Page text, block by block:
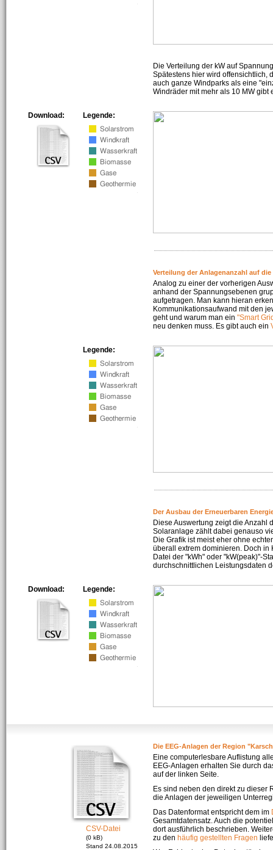
Die Verteilung der kW auf
Spätestens hier wird offensichtlich,
auch ganze Windparks als eine
Windräder mit mehr als 10 MW gibt
Legende:
Download:
Verteilung der Anlagenanzahl auf die
Analog zu einer der vorherigen
anhand der Spannungsebenen
aufgetragen. Man kann hieran
Kommunikationsaufwand mit den
geht und warum man ein "Smart
neu denken muss. Es gibt auch ein
Legende:
Der Ausbau der Erneuerbaren
Diese Auswertung zeigt die Anzahl
Solaranlage zählt dabei genauso
Die Grafik ist meist eher ohne
überall extrem dominieren. Doch in
Datei der "kWh" oder "kW(peak)"-
durchschnittlichen Leistungsdaten
Legende:
Download:
CSV-Datei
(0 kB)
Stand 24.08.2015
Die EEG-Anlagen der Region
Eine computerlesbare Auflistung
EEG-Anlagen erhalten Sie durch
auf der linken Seite.
Es sind neben den direkt zu dieser
die Anlagen der jeweiligen
Das Datenformat entspricht dem im
Gesamtdatensatz. Auch die
dort ausführlich beschrieben.
zu den häufig gestellten Fragen